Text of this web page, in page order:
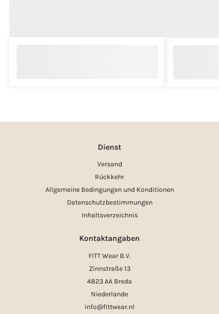
Dienst
Versand
Rückkehr
Allgemeine Bedingungen und Konditionen
Datenschutzbestimmungen
Inhaltsverzeichnis
Kontaktangaben
FITT Wear B.V.
Zinnstraße 13
4823 AA Breda
Niederlande
info@fittwear.nl